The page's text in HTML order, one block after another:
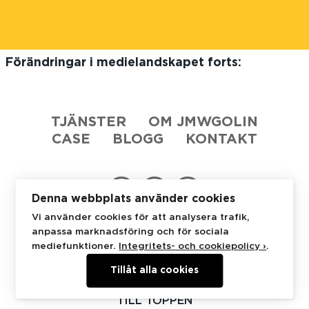
Förändringar i medielandskapet forts:
TJÄNSTER
OM JMWGOLIN
CASE
BLOGG KONTAKT
JMWGolin Stureplan 4C
114 35 Stockholm
+46 8 53 48 07 50
TILL TOPPEN
Denna webbplats använder cookies
Vi använder cookies för att analysera trafik,
anpassa marknadsföring och för sociala
mediefunktioner.
Integritets- och cookiepolicy ›.
Tillåt alla cookies